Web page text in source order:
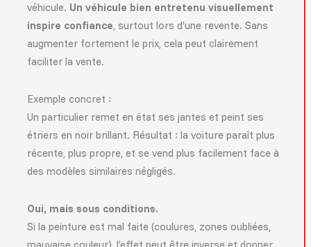
véhicule. Un véhicule bien entretenu visuellement
inspire confiance, surtout lors d’une revente. Sans
augmenter fortement le prix, cela peut clairement
faciliter la vente.
Exemple concret :
Un particulier remet en état ses jantes et peint ses
étriers en noir brillant. Résultat : la voiture paraît plus
récente, plus propre, et se vend plus facilement face à
des modèles similaires négligés.
Oui, mais sous conditions.
Si la peinture est mal faite (coulures, zones oubliées,
mauvaise couleur), l’effet peut être inverse et donner